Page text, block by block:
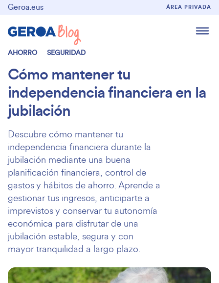
Geroa.eus ÁREA PRIVADA
AHORRO SEGURIDAD
Cómo mantener tu
independencia financiera en la
jubilación
Descubre cómo mantener tu
independencia financiera durante la
jubilación mediante una buena
planificación financiera, control de
gastos y hábitos de ahorro. Aprende a
gestionar tus ingresos, anticiparte a
imprevistos y conservar tu autonomía
económica para disfrutar de una
jubilación estable, segura y con
mayor tranquilidad a largo plazo.